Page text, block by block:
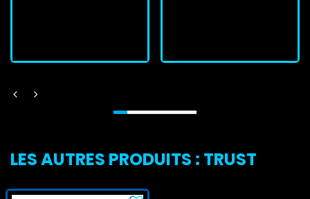
LES AUTRES PRODUITS : TRUST